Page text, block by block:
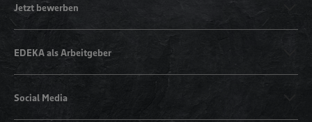
Jetzt bewerben
EDEKA als Arbeitgeber
Social Media